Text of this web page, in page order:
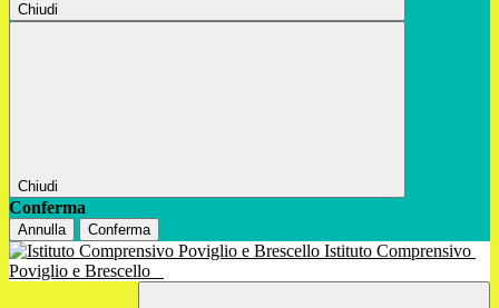
Chiudi
Chiudi
Conferma
Annulla Conferma
Istituto Comprensivo
Poviglio e Brescello